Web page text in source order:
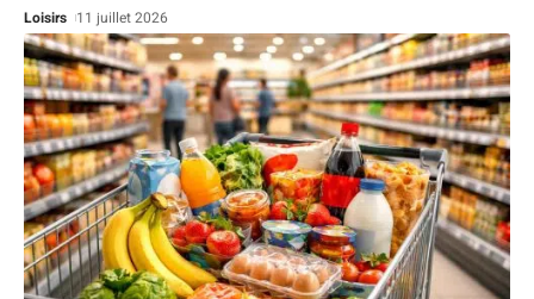
Loisirs 11 juillet 2026